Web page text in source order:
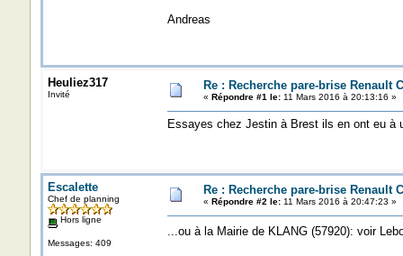
Andreas
Heuliez317
Invité
Re : Recherche pare-brise Renault
« Répondre #1 le:11 Mars 2016 à 20:13:16 »
Essayes chez Jestin à Brest ils en ont eu à
Escalette
Chef de planning
Hors ligne
Messages: 409
Re : Recherche pare-brise Renault
« Répondre #2 le:11 Mars 2016 à 20:47:23 »
...ou à la Mairie de KLANG (57920): voir